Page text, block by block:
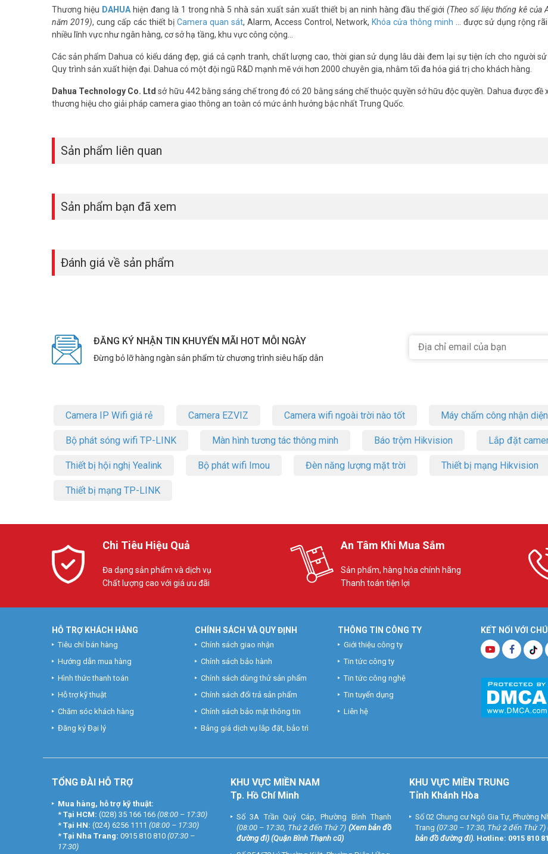
Thương hiệu DAHUAhiện đang là 1 trong nhà 5 nhà sản xuất sản xuất thiết bị an ninh hàng đầu thế giới(Theo số liệu thống kê của
năm 2019), cung cấp các thiết bị Camera quan sát, Alarm, Access Control, Network, Khóa cửa thông minh … được sử dụng rộng
nhiều lĩnh vực như ngân hàng, cơ sở hạ tầng, khu vực công cộng…
Các sản phẩm Dahua có kiểu dáng đẹp, giá cả cạnh tranh, chất lượng cao, thời gian sử dụng lâu dài đem lại sự tiện ích cho người sử
Quy trình sản xuất hiện đại. Dahua có một đội ngũ R&D mạnh mẽ với hơn 2000 chuyên gia, nhằm tối đa hóa giá trị cho khách hàng.
Dahua Technology Co. Ltd sở hữu 442 bằng sáng chế trong đó có 20 bằng sáng chế thuộc quyền sở hữu độc quyền. Dahua được đề
thương hiệu cho giải pháp camera giao thông an toàn có mức ảnh hưởng bậc nhất Trung Quốc.
Sản phẩm liên quan
Sản phẩm bạn đã xem
Đánh giá về sản phẩm
ĐĂNG KÝ NHẬN TIN KHUYẾN MÃI HOT MỖI NGÀY
Đừng bỏ lỡ hàng ngàn sản phẩm từ chương trình siêu hấp dẫn
Camera IP Wifi giá rẻ Camera EZVIZ Camera wifi ngoài trời nào tốt Máy chấm công nhận
Bộ phát sóng wifi TP-LINK Màn hình tương tác thông minh Báo trộm Hikvision Lắp đặt
Thiết bị hội nghị Yealink Bộ phát wifi Imou Đèn năng lượng mặt trời Thiết bị mạng Hikvision
Thiết bị mạng TP-LINK
Chi Tiêu Hiệu Quả
Đa dạng sản phẩm và dịch vụ
Chất lượng cao với giá ưu đãi
An Tâm Khi Mua Sắm
Sản phẩm, hàng hóa chính hãng
Thanh toán tiện lợi
KẾT NỐI VỚI
HỖ TRỢ KHÁCH HÀNG
Tiêu chí bán hàng
Hướng dẫn mua hàng
Hình thức thanh toán
Hỗ trợ kỹ thuật
Chăm sóc khách hàng
Đăng ký Đại lý
CHÍNH SÁCH VÀ QUY ĐỊNH
Chính sách giao nhận
Chính sách bảo hành
Chính sách dùng thử sản phẩm
Chính sách đổi trả sản phẩm
Chính sách bảo mật thông tin
Bảng giá dịch vụ lắp đặt, bảo trì
THÔNG TIN CÔNG TY
Giới thiệu công ty
Tin tức công ty
Tin tức công nghệ
Tin tuyển dụng
Liên hệ
TỔNG ĐÀI HỖ TRỢ
Mua hàng, hỗ trợ kỹ thuật:
* Tại HCM: (028) 35 166 166 (08:00 – 17:30)
* Tại HN: (024) 6256 1111 (08:00 – 17:30)
* Tại Nha Trang: 0915 810 810 (07:30 –
17:30)
KHU VỰC MIỀN NAM
Tp. Hồ Chí Minh
Số 3A Trần Quý Cáp, Phường Bình Thạnh
(08:00 – 17:30, Thứ 2 đến Thứ 7) (Xem bản đồ
đường đi) (Quận Bình Thạnh cũ)
KHU VỰC MIỀN TRUNG
Tỉnh Khánh Hòa
Số 02 Chung cư Ngô Gia Tự, Phường
Trang (07:30 – 17:30, Thứ 2 đến Thứ 7)
bản đồ đường đi). Hotline: 0915 810